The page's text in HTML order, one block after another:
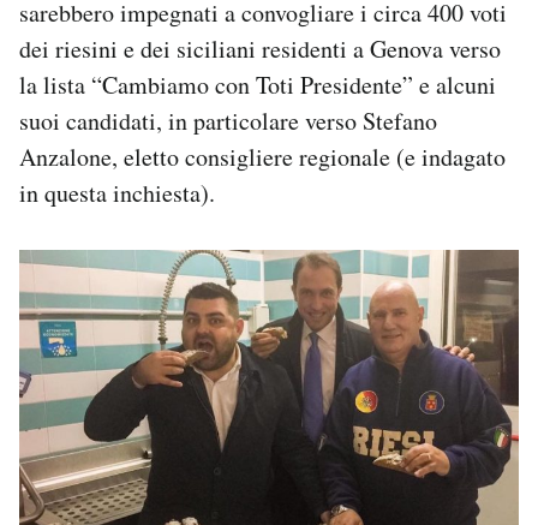
sarebbero impegnati a convogliare i circa 400 voti
dei riesini e dei siciliani residenti a Genova verso
la lista “Cambiamo con Toti Presidente” e alcuni
suoi candidati, in particolare verso Stefano
Anzalone, eletto consigliere regionale (e indagato
in questa inchiesta).